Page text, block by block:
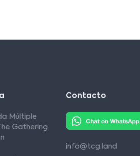
Múltiple
Gathering
Contacto
info@tcg.land